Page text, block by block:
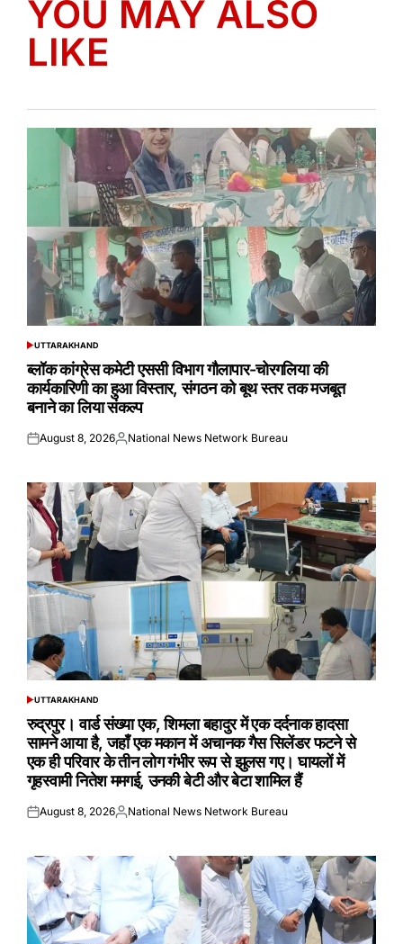
YOU MAY ALSO
LIKE
POSTED
UTTARAKHAND
ब्लॉक कांग्रेस कमेटी एससी विभाग गौलापार-चोरगलिया की
कार्यकारिणी का हुआ विस्तार, संगठन को बूथ स्तर तक मजबूत
बनाने का लिया संकल्प
Posted
August 8, 2026Posted
National News Network Bureau
POSTED
UTTARAKHAND
रुद्रपुर। वार्ड संख्या एक, शिमला बहादुर में एक दर्दनाक हादसा
सामने आया है, जहाँ एक मकान में अचानक गैस सिलेंडर फटने से
एक ही परिवार के तीन लोग गंभीर रूप से झुलस गए। घायलों में
गृहस्वामी नितेश ममगई, उनकी बेटी और बेटा शामिल हैं
Posted
August 8, 2026Posted
National News Network Bureau